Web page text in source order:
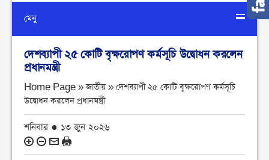
মেনু
দেশব্যাপী ২৫ কোটি বৃক্ষরোপণ কর্মসূচি উদ্বোধন করলেন
প্রধানমন্ত্রী
Home Page » জাতীয় » দেশব্যাপী ২৫ কোটি বৃক্ষরোপণ কর্মসূচি
উদ্বোধন করলেন প্রধানমন্ত্রী
শনিবার ● ১৩ জুন ২০২৬